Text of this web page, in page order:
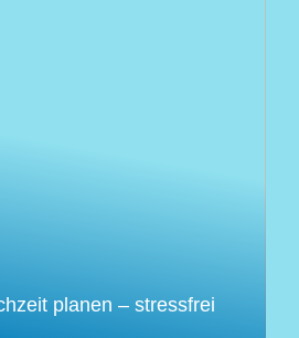
planen – stressfrei